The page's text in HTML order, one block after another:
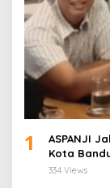
1
ASPANJI
Kota
334 Views